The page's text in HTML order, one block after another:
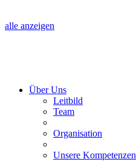
alle anzeigen
Über Uns
Leitbild
Team
Organisation
Unsere Kompetenzen